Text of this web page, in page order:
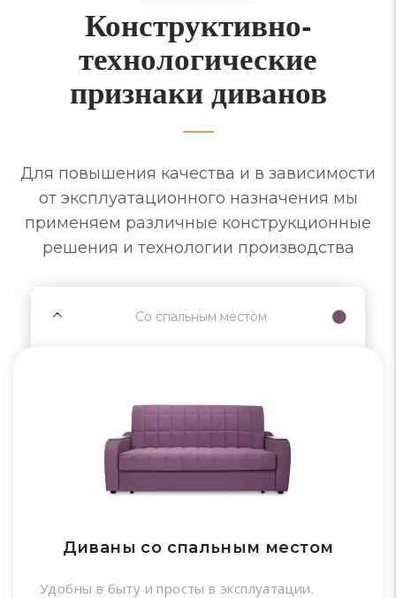
Конструктивно-
технологические
признаки диванов
Для повышения качества и в зависимости
от эксплуатационного назначения мы
применяем различные конструкционные
решения и технологии производства
Со спальным местом
Диваны со спальным местом
Удобны в быту и просты в эксплуатации.